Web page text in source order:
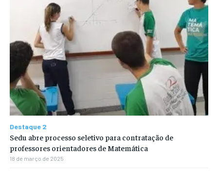
Destaque 2
Sedu abre processo seletivo para contratação de
professores orientadores de Matemática
18 de março de 2025